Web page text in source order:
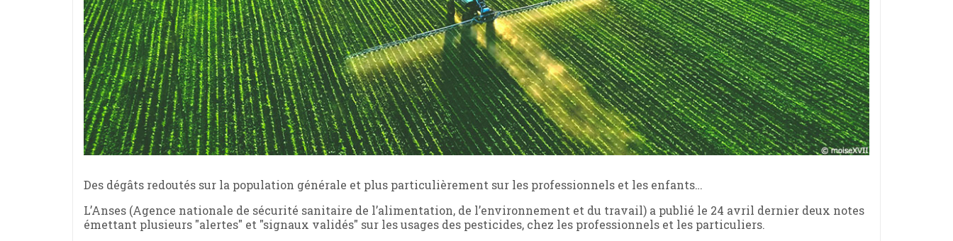
Des dégâts redoutés sur la population générale et plus particulièrement sur les professionnels et les enfants…
L’Anses (Agence nationale de sécurité sanitaire de l’alimentation, de l’environnement et du travail) a publié le 24 avril dernier deux notes
émettant plusieurs "alertes" et "signaux validés" sur les usages des pesticides, chez les professionnels et les particuliers.